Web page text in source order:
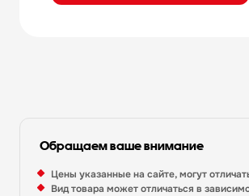
Обращаем ваше внимание
Цены указанные на сайте, могут
Вид товара может отличаться в